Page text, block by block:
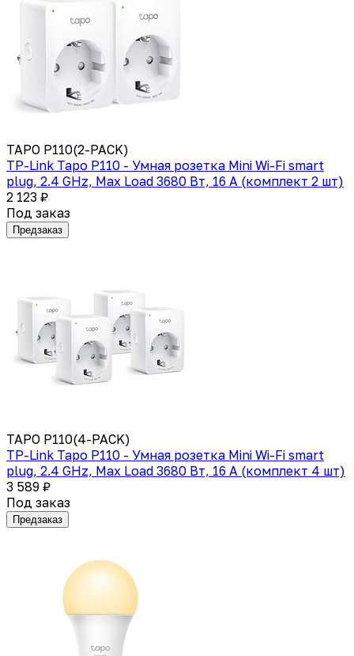
TAPO P110(2-PACK)
TP-Link Tapo P110 - Умная розетка Mini Wi-Fi smart
plug, 2.4 GHz, Max Load 3680 Вт, 16 А (комплект 2 шт)
2 123 ₽
Под заказ
Предзаказ
TAPO P110(4-PACK)
TP-Link Tapo P110 - Умная розетка Mini Wi-Fi smart
plug, 2.4 GHz, Max Load 3680 Вт, 16 А (комплект 4 шт)
3 589 ₽
Под заказ
Предзаказ